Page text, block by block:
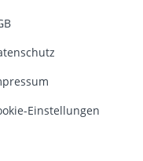
Einstellungen